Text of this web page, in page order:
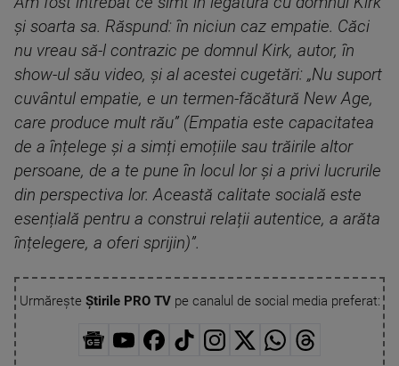
și soarta sa. Răspund: în niciun caz empatie. Căci
nu vreau să-l contrazic pe domnul Kirk, autor, în
show-ul său video, și al acestei cugetări: „Nu suport
cuvântul empatie, e un termen-făcătură New Age,
care produce mult rău” (Empatia este capacitatea
de a înțelege și a simți emoțiile sau trăirile altor
persoane, de a te pune în locul lor și a privi lucrurile
din perspectiva lor. Această calitate socială este
esențială pentru a construi relații autentice, a arăta
înțelegere, a oferi sprijin)”.
Urmărește Știrile PRO TVpe canalul de social media preferat: